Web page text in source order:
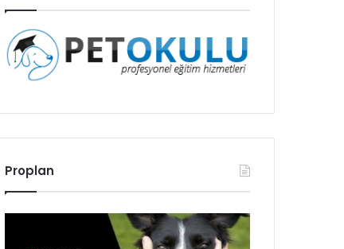
Proplan